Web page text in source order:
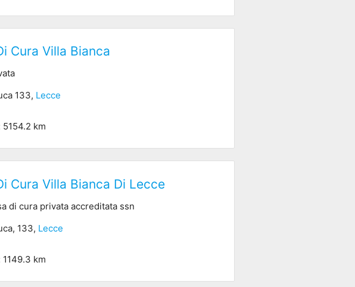
Cura Villa Bianca
133, Lecce
5154.2 km
Cura Villa Bianca Di Lecce
di cura privata accreditata ssn
133, Lecce
1149.3 km